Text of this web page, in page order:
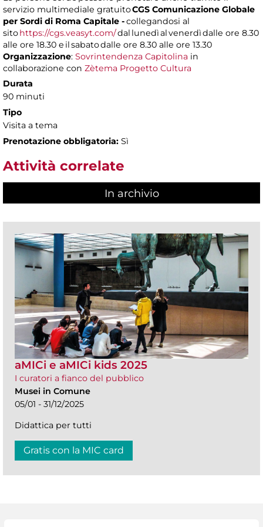
servizio multimediale gratuitoCGS Comunicazione Globale
per Sordi di Roma Capitale -collegandosi al
sitohttps://cgs.veasyt.com/dal lunedì al venerdì dalle ore 8.30
alle ore 18.30 e il sabato dalle ore 8.30 alle ore 13.30
Organizzazione: Sovrintendenza Capitolina in
collaborazione con Zètema Progetto Cultura
Durata
90 minuti
Tipo
Visita a tema
Prenotazione obbligatoria: Sì
Attività correlate
In archivio
aMICi e aMICi kids 2025
I curatori a fianco del pubblico
Musei in Comune
05/01 - 31/12/2025
Didattica per tutti
Gratis con la MIC card